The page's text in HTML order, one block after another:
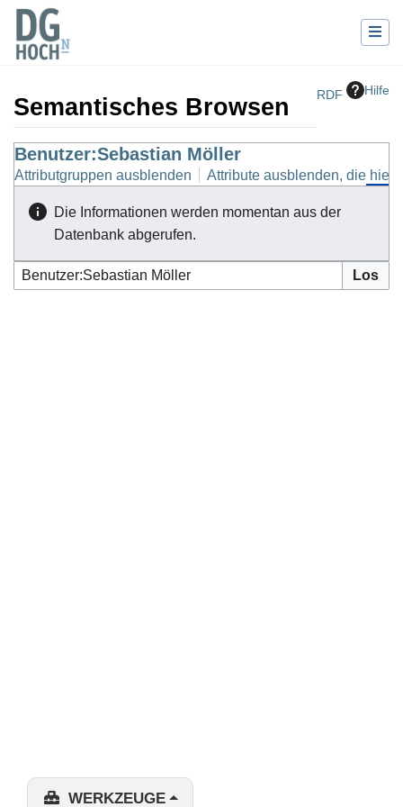
RDF Hilfe
Semantisches Browsen
Wechseln zu:Navigation,Suche
Benutzer:Sebastian Möller
Attributgruppen ausblenden Attribute ausblenden, die
Die Informationen werden momentan aus der
Datenbank abgerufen.
WERKZEUGE